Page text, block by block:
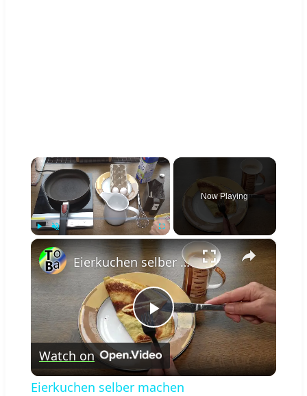
×
Now Playing
×
Play
Video
Eierkuchen selber machen
Watch on
Eierkuchen selber machen